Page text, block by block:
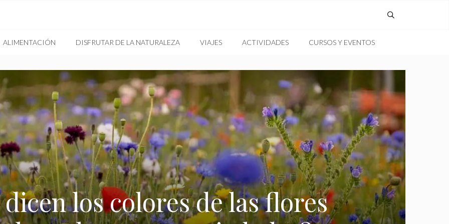
ALIMENTACIÓN DISFRUTAR DE LA NATURALEZA VIAJES ACTIVIDADES CURSOS Y EVENTOS
los colores de las flores